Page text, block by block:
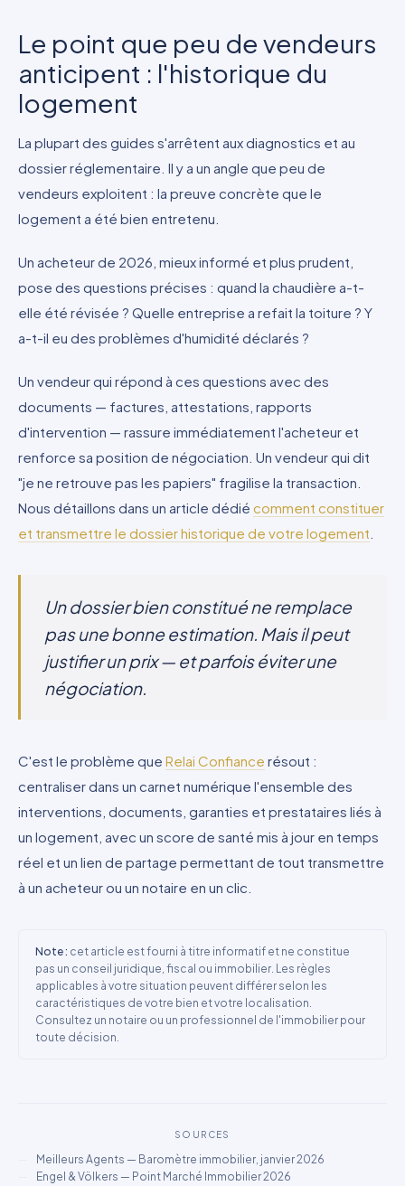
Le point que peu de vendeurs
anticipent : l'historique du
logement
La plupart des guides s'arrêtent aux diagnostics et au
dossier réglementaire. Il y a un angle que peu de
vendeurs exploitent : la preuve concrète que le
logement a été bien entretenu.
Un acheteur de 2026, mieux informé et plus prudent,
pose des questions précises : quand la chaudière a-t-
elle été révisée ? Quelle entreprise a refait la toiture ? Y
a-t-il eu des problèmes d'humidité déclarés ?
Un vendeur qui répond à ces questions avec des
documents — factures, attestations, rapports
d'intervention — rassure immédiatement l'acheteur et
renforce sa position de négociation. Un vendeur qui dit
"je ne retrouve pas les papiers" fragilise la transaction.
Nous détaillons dans un article dédié comment constituer
et transmettre le dossier historique de votre logement
Un dossier bien constitué ne remplace
pas une bonne estimation. Mais il peut
justifier un prix — et parfois éviter une
négociation.
C'est le problème que Relai Confiance résout :
centraliser dans un carnet numérique l'ensemble des
interventions, documents, garanties et prestataires liés à
un logement, avec un score de santé mis à jour en temps
réel et un lien de partage permettant de tout transmettre
à un acheteur ou un notaire en un clic.
Note : cet article est fourni à titre informatif et ne constitue
pas un conseil juridique, fiscal ou immobilier. Les règles
applicables à votre situation peuvent différer selon les
caractéristiques de votre bien et votre localisation.
Consultez un notaire ou un professionnel de l'immobilier pour
toute décision.
SOURCES
Meilleurs Agents — Baromètre immobilier, janvier 2026
Engel & Völkers — Point Marché Immobilier 2026